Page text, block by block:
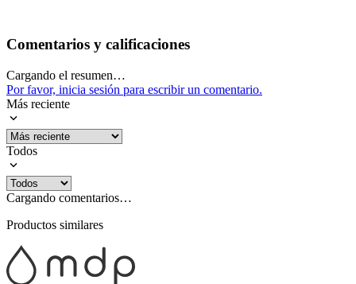
Comentarios y calificaciones
Cargando el resumen…
Por favor, inicia sesión para escribir un comentario.
Más reciente
Todos
Cargando comentarios…
Productos similares